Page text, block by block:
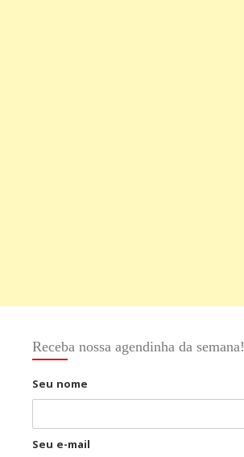
Receba nossa agendinha da semana!
Seu nome
Seu e-mail